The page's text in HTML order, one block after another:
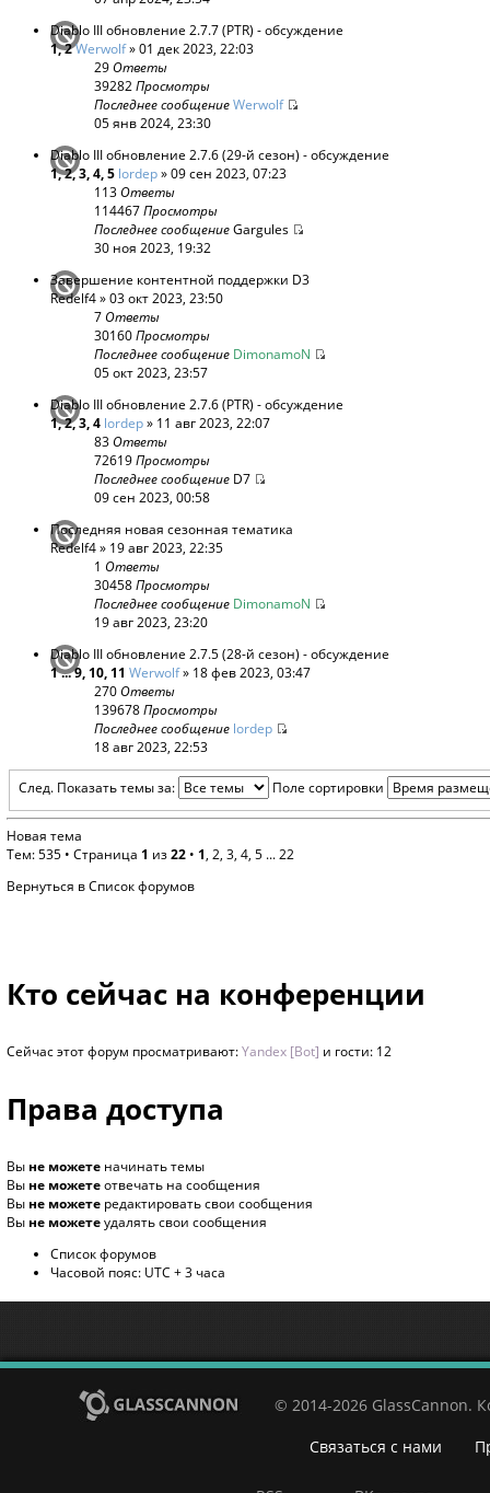
Diablo III обновление 2.7.7 (PTR) - обсуждение
1,2Werwolf» 01 дек 2023, 22:03
29Ответы
39282Просмотры
Последнее сообщениеWerwolf
05 янв 2024, 23:30
Diablo III обновление 2.7.6 (29-й сезон) - обсуждение
1,2,3,4,5 lordep» 09 сен 2023, 07:23
113Ответы
114467Просмотры
Последнее сообщениеGargules
30 ноя 2023, 19:32
Завершение контентной поддержки D3
Redelf4» 03 окт 2023, 23:50
7Ответы
30160Просмотры
Последнее сообщение DimonamoN
05 окт 2023, 23:57
Diablo III обновление 2.7.6 (PTR) - обсуждение
1,2,3,4 lordep» 11 авг 2023, 22:07
83Ответы
72619Просмотры
Последнее сообщение D7
09 сен 2023, 00:58
Последняя новая сезонная тематика
Redelf4» 19 авг 2023, 22:35
1 Ответы
30458Просмотры
Последнее сообщение DimonamoN
19 авг 2023, 23:20
Diablo III обновление 2.7.5 (28-й сезон) - обсуждение
1...9, 10, 11 Werwolf» 18 фев 2023, 03:47
270Ответы
139678Просмотры
Последнее сообщение lordep
18 авг 2023, 22:53
След. Показать темы за: Поле сортировки
Новая тема
Тем: 535 • Страница 1 из22 • 1, 2, 3, 4, 5 ...22
Вернуться в Список форумов
Кто сейчас на конференции
Сейчас этот форум просматривают:Yandex [Bot] и гости: 12
Права доступа
Вы не можете начинать темы
Вы не можетеотвечать на сообщения
Вы не можете редактировать свои сообщения
Вы не можетеудалять свои сообщения
Список форумов
Часовой пояс: UTC + 3 часа
© 2014-2026 GlassCannon.
Связаться с нами